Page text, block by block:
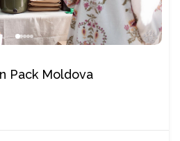
Pack Moldova